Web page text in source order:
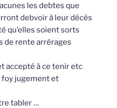
les debtes que
debvoir à leur décès
qu’elles soient sorts
de rente arrérages
accepté à ce tenir etc
jugement et
tabler …